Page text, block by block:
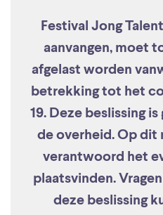
Festival Jong
aanvangen, moet
afgelast worden
betrekking tot het
19. Deze beslissing
de overheid. Op dit
verantwoord het
plaatsvinden.
deze beslissing